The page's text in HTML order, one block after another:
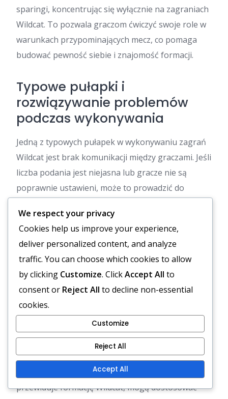
sparingi, koncentrując się wyłącznie na zagraniach
Wildcat. To pozwala graczom ćwiczyć swoje role w
warunkach przypominających mecz, co pomaga
budować pewność siebie i znajomość formacji.
Typowe pułapki i
rozwiązywanie problemów
podczas wykonywania
Jedną z typowych pułapek w wykonywaniu zagrań
Wildcat jest brak komunikacji między graczami. Jeśli
liczba podania jest niejasna lub gracze nie są
poprawnie ustawieni, może to prowadzić do
jasnych sygnałów i regularne ich ćwiczenie może
pomóc w złagodzeniu tego problemu.
Innym problemem jest czas podania. Jeśli
posiadacz piłki nie jest gotowy lub linia ofensywna
nie jest ustawiona, może to skutkować fumble lub
opóźnioną reakcją. Podkreślenie znaczenia
gotowości i ćwiczenie w różnych warunkach może
pomóc poprawić wykonanie.
Na koniec gracze powinni być świadomi
dostosowań defensywnych. Jeśli obrona
przewiduje formację Wildcat, mogą dostosować
We respect your privacy
Cookies help us improve your experience,
deliver personalized content, and analyze
traffic. You can choose which cookies to allow
by clicking Customize. ClickAccept All to
consent or Reject All to decline non-essential
cookies.
Customize
Reject All
Accept All